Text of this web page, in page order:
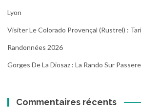
Lyon
Visiter Le Colorado Provençal (Rustrel) :
Randonnées 2026
Gorges De La Diosaz : La Rando Sur
Commentaires récents